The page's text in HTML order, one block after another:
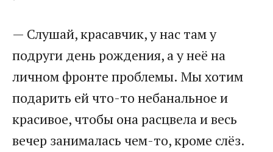
— Слушай, красавчик, у нас там у
подруги день рождения, а у неё на
личном фронте проблемы. Мы хотим
подарить ей что-то небанальное и
красивое, чтобы она расцвела и весь
вечер занималась чем-то, кроме слёз.